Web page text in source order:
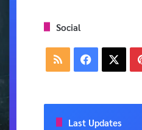
Social
RSS Facebook
Last Updates